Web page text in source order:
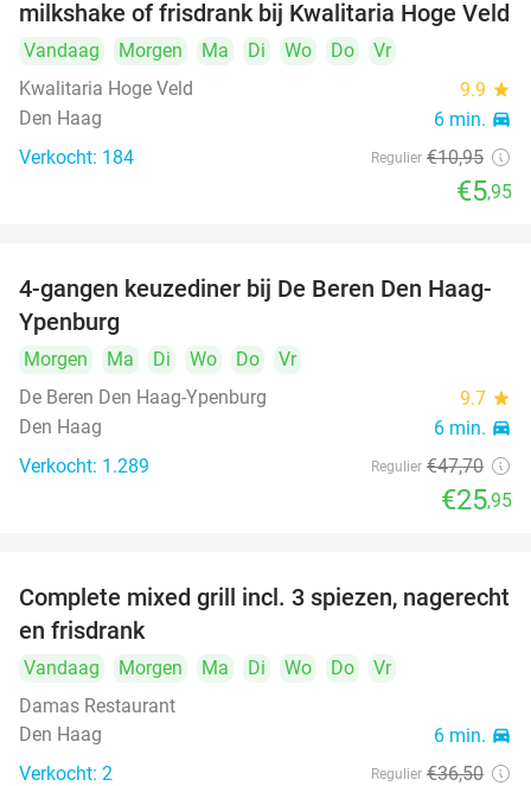
milkshake of frisdrank bij Kwalitaria Hoge Veld
Vandaag Morgen Ma Di Wo Do
Vr
Kwalitaria Hoge Veld
9.9 star
Den Haag 6 min. directions_car
Verkocht: 184 Regulier €10,95
€5,95
46%
4-gangen keuzediner bij De Beren Den Haag-
Ypenburg
Morgen Ma Di Wo Do
Vr
De Beren Den Haag-Ypenburg
9.7 star
Den Haag 6 min. directions_car
Verkocht: 1.289 Regulier €47,70
€25,95
34%
Complete mixed grill incl. 3 spiezen, nagerecht
en frisdrank
Vandaag Morgen Ma Di Wo Do
Vr
Damas Restaurant
Den Haag
6 min. directions_car
Verkocht: 2 Regulier €36,50